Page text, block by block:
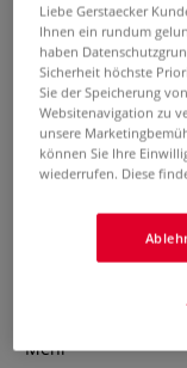
kreativ
Mehr
Liebe Gerstaecker
Ihnen ein rundum
haben
Sicherheit höchste
Sie der Speicherung
Websitenavigation zu
unsere
können Sie Ihre
wiederrufen. Diese